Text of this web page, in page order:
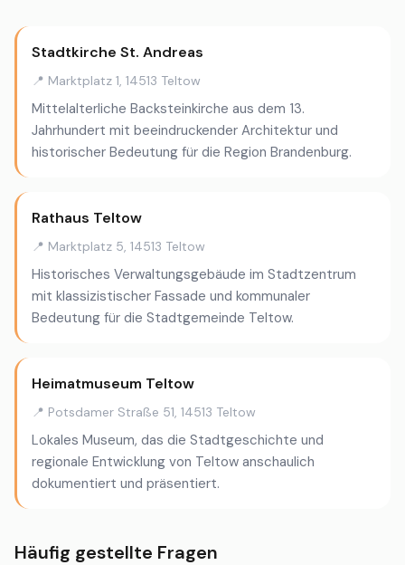
Stadtkirche St. Andreas
📍 Marktplatz 1, 14513 Teltow
Mittelalterliche Backsteinkirche aus dem 13.
Jahrhundert mit beeindruckender Architektur und
historischer Bedeutung für die Region Brandenburg.
Rathaus Teltow
📍 Marktplatz 5, 14513 Teltow
Historisches Verwaltungsgebäude im Stadtzentrum
mit klassizistischer Fassade und kommunaler
Bedeutung für die Stadtgemeinde Teltow.
Heimatmuseum Teltow
📍 Potsdamer Straße 51, 14513 Teltow
Lokales Museum, das die Stadtgeschichte und
regionale Entwicklung von Teltow anschaulich
dokumentiert und präsentiert.
Häufig gestellte Fragen